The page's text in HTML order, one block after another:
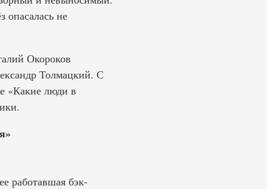
опасалась не
Окороков
Толмацкий. С
«Какие люди в
работавшая бэк-